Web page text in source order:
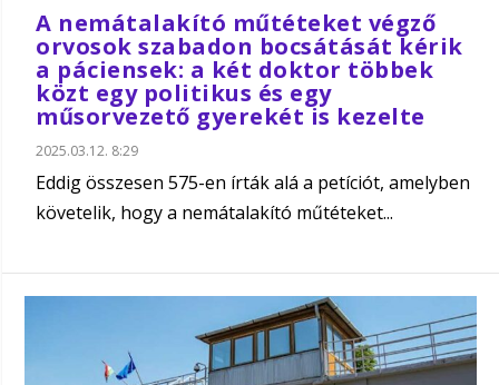
A nemátalakító műtéteket végző
orvosok szabadon bocsátását kérik
a páciensek: a két doktor többek
közt egy politikus és egy
műsorvezető gyerekét is kezelte
2025.03.12. 8:29
Eddig összesen 575-en írták alá a petíciót, amelyben
követelik, hogy a nemátalakító műtéteket...